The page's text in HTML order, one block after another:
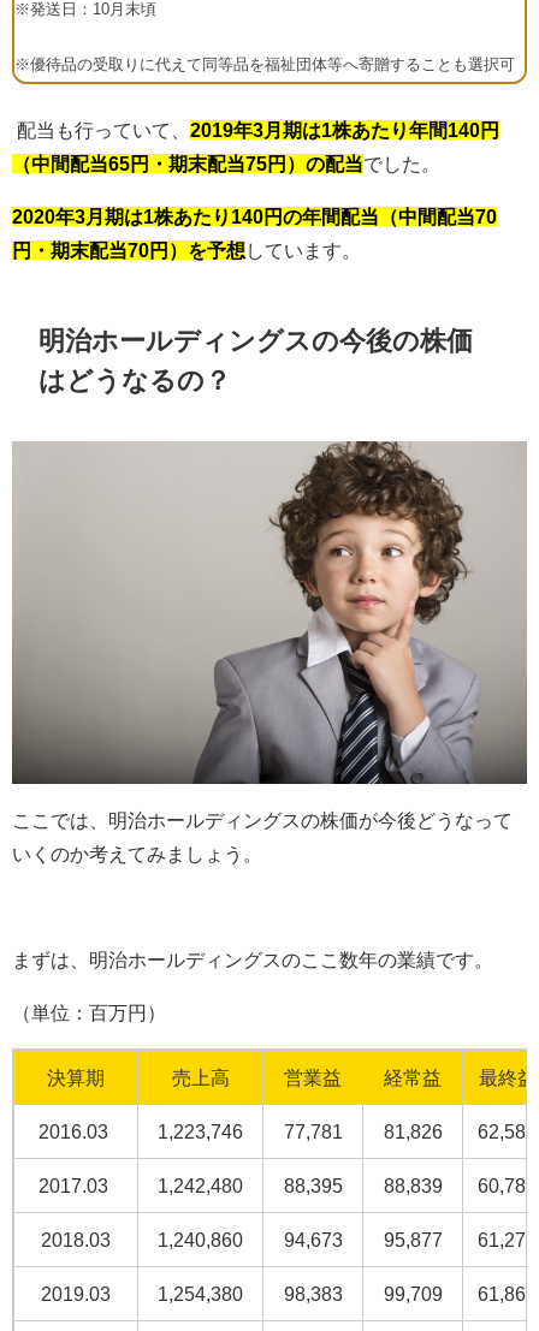
※発送日：10月末頃
※優待品の受取りに代えて同等品を福祉団体等へ寄贈することも選択可
配当も行っていて、 2019年3月期は1株あたり年間140円
（中間配当65円・期末配当75円）の配当でした。
2020年3月期は1株あたり140円の年間配当（中間配当70
円・期末配当70円）を予想 しています。
明治ホールディングスの今後の株価
はどうなるの？
ここでは、明治ホールディングスの株価が今後どうなって
いくのか考えてみましょう。
まずは、明治ホールディングスのここ数年の業績です。
（単位：百万円）
決算期 売上高 営業益 経常益 最終益
2016.03 1,223,746 77,781 81,826 62,580
2017.03 1,242,480 88,395 88,839 60,786
2018.03 1,240,860 94,673 95,877 61,278
2019.03 1,254,380 98,383 99,709 61,868